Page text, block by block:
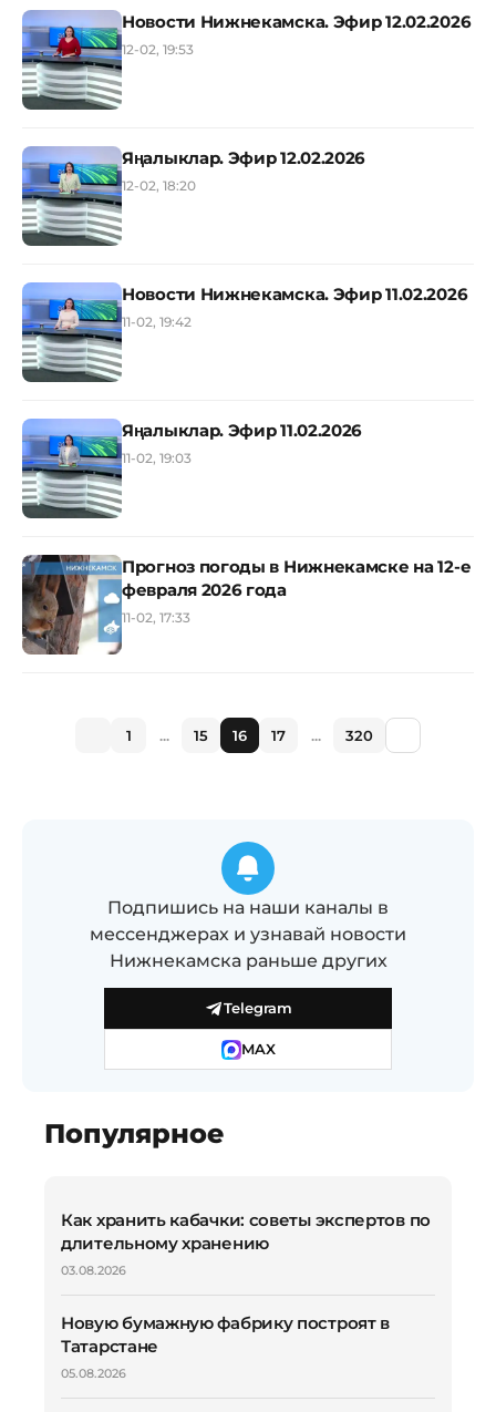
Новости Нижнекамска. Эфир 12.02.2026
12-02, 19:53
Яңалыклар. Эфир 12.02.2026
12-02, 18:20
Новости Нижнекамска. Эфир 11.02.2026
11-02, 19:42
Яңалыклар. Эфир 11.02.2026
11-02, 19:03
Прогноз погоды в Нижнекамске на 12-е
февраля 2026 года
11-02, 17:33
1 ... 15 16 17 ... 320
Подпишись на наши каналы в
мессенджерах и узнавай новости
Нижнекамска раньше других
Telegram
MAX
Популярное
Как хранить кабачки: советы экспертов по
длительному хранению
03.08.2026
Новую бумажную фабрику построят в
Татарстане
05.08.2026